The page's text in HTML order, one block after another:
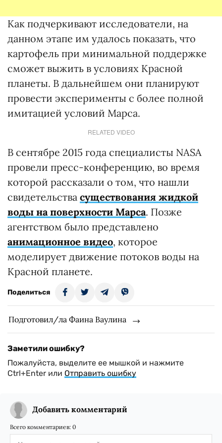
Как подчеркивают исследователи, на
данном этапе им удалось показать, что
картофель при минимальной поддержке
сможет выжить в условиях Красной
планеты. В дальнейшем они планируют
провести эксперименты с более полной
имитацией условий Марса.
RELATED VIDEO
В сентябре 2015 года специалисты NASA
провели пресс-конференцию, во время
которой рассказали о том, что нашли
свидетельства существования жидкой
воды на поверхности Марса. Позже
агентством было представлено
анимационное видео, которое
моделирует движение потоков воды на
Красной планете.
Поделиться
Подготовил/ла Фаина Ваулина
Заметили ошибку?
Пожалуйста, выделите ее мышкой и нажмите
Ctrl+Enter или Отправить ошибку
Добавить комментарий
Всего комментариев: 0